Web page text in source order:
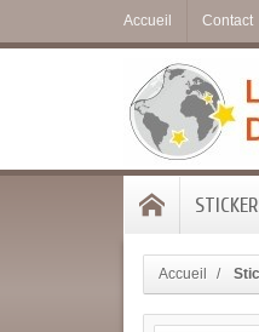
Accueil Contact
Accueil